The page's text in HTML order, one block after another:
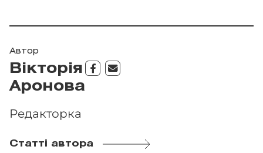
Автор
Вікторія
Аронова
Редакторка
Статті автора